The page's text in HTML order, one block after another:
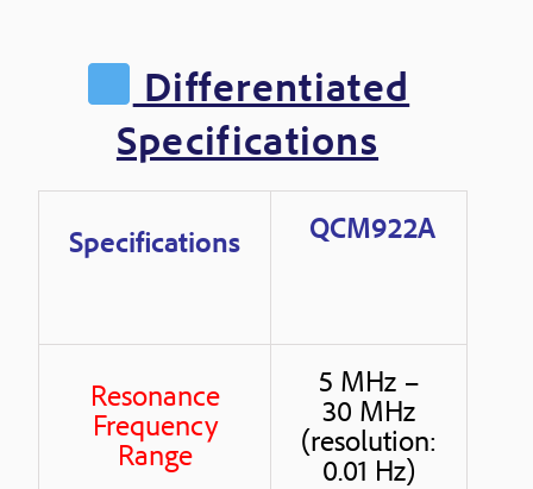
Differentiated
Specifications
Specifications QCM922A
Resonance
Frequency
Range
5 MHz –
30 MHz
(resolution:
0.01 Hz)